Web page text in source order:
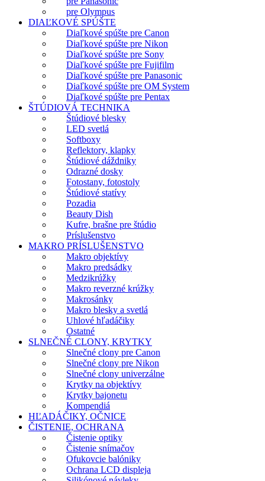
pre Olympus
DIAĽKOVÉ SPÚŠTE
Diaľkové spúšte pre Canon
Diaľkové spúšte pre Nikon
Diaľkové spúšte pre Sony
Diaľkové spúšte pre Fujifilm
Diaľkové spúšte pre Panasonic
Diaľkové spúšte pre OM System
Diaľkové spúšte pre Pentax
ŠTÚDIOVÁ TECHNIKA
Štúdiové blesky
LED svetlá
Softboxy
Reflektory, klapky
Štúdiové dáždniky
Odrazné dosky
Fotostany, fotostoly
Štúdiové statívy
Pozadia
Beauty Dish
Kufre, brašne pre štúdio
Príslušenstvo
MAKRO PRÍSLUŠENSTVO
Makro objektívy
Makro predsádky
Medzikrúžky
Makro reverzné krúžky
Makrosánky
Makro blesky a svetlá
Uhlové hľadáčiky
Ostatné
SLNEČNÉ CLONY, KRYTKY
Slnečné clony pre Canon
Slnečné clony pre Nikon
Slnečné clony univerzálne
Krytky na objektívy
Krytky bajonetu
Kompendiá
HĽADÁČIKY, OČNICE
ČISTENIE, OCHRANA
Čistenie optiky
Čistenie snímačov
Ofukovcie balóniky
Ochrana LCD displeja